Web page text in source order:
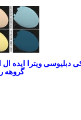
کی دبلیوسی ویترا ایده
گروهه